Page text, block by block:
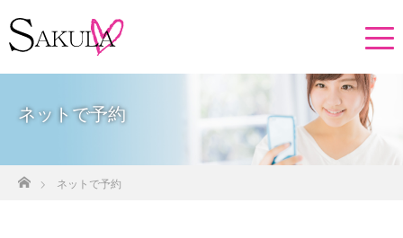
ネットで予約
ネットで予約